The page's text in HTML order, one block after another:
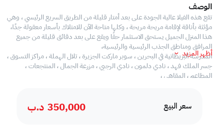
سعر البيع 350,000 د.ب
الوصف
تقع هذه الفيلا عالية الجودة على بعد أمتار قليلة من الطريق السريع الرئيسي ، وهي
مؤثثة بأناقة لإقامة مريحة مريحة ، وكلها متاحة الآن للامتلاك بأسعار معقولة جدًا،
هذا المنزل الجميل يستحق الاستثمار حقًا ويقع على بعد دقائق قليلة من جميع
المرافق ومناطق الجذب الرئيسية والرئيسية،
المدرسة البريطانية في البحرين ، سوبر ماركت الجزيرة ، تلال الهملة ، مراكز التسوق ،
جسر الملك فهد ، نادي دلمون ، نادي الرجبي ، مزرعة الجمال ، المنتجعات ،
المطاعم ، المقاهي ،
،حديقة خاصة كبيرة
أظهر المزيد